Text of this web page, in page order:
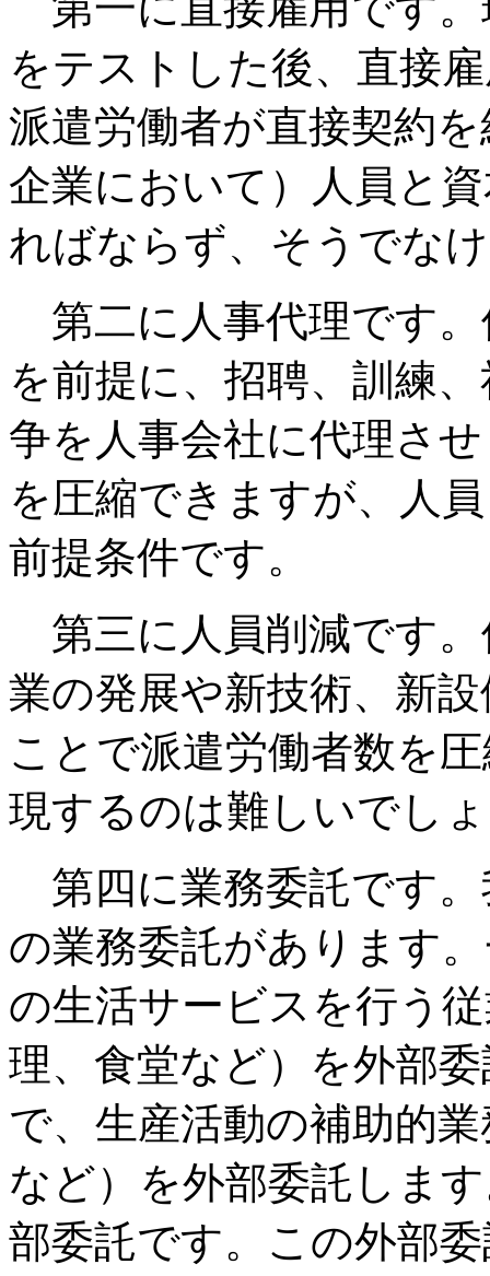
をテストした後、直接
派遣労働者が直接契約
企業において）人員と
ればならず、そうでな
第二に人事代理です
を前提に、招聘、訓練
争を人事会社に代理さ
を圧縮できますが、人
前提条件です。
第三に人員削減です
業の発展や新技術、新
ことで派遣労働者数を
現するのは難しいでし
第四に業務委託です
の業務委託があります
の生活サービスを行う
理、食堂など）を外部
で、生産活動の補助的
など）を外部委託しま
部委託です。この外部